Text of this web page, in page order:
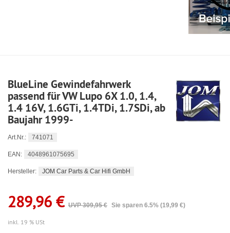
BlueLine Gewindefahrwerk
passend für VW Lupo 6X 1.0, 1.4,
1.4 16V, 1.6GTi, 1.4TDi, 1.7SDi, ab
Baujahr 1999-
Art.Nr.: 741071
EAN: 4048961075695
Hersteller: JOM Car Parts & Car Hifi GmbH
289,96 € UVP 309,95 € Sie sparen 6.5% (19,99 €)
inkl. 19 % USt